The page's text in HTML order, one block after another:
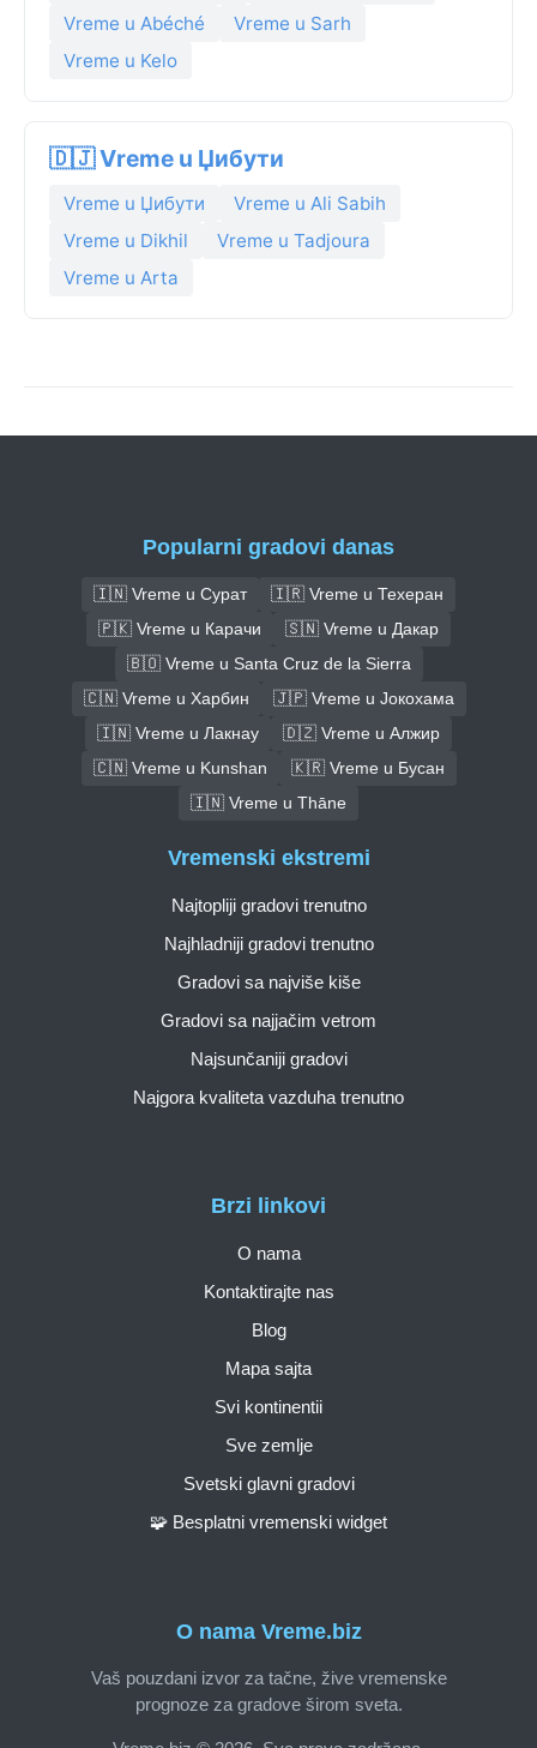
Vreme u Abéché
Vreme u Sarh
Vreme u Kelo
🇩🇯 Vreme u Џибути
Vreme u Џибути
Vreme u Ali Sabih
Vreme u Dikhil
Vreme u Tadjoura
Vreme u Arta
Popularni gradovi danas
🇮🇳 Vreme u Сурат
🇮🇷 Vreme u Техеран
🇵🇰 Vreme u Карачи
🇸🇳 Vreme u Дакар
🇧🇴 Vreme u Santa Cruz de la Sierra
🇨🇳 Vreme u Харбин
🇯🇵 Vreme u Јокохама
🇮🇳 Vreme u Лакнау
🇩🇿 Vreme u Алжир
🇨🇳 Vreme u Kunshan
🇰🇷 Vreme u Бусан
🇮🇳 Vreme u Thāne
O nama Vreme.biz
Vaš pouzdani izvor za tačne, žive vremenske
prognoze za gradove širom sveta.
Brzi linkovi
O nama
Kontaktirajte nas
Blog
Mapa sajta
Svi kontinentii
Sve zemlje
Svetski glavni gradovi
🧩 Besplatni vremenski widget
Vremenski ekstremi
Najtopliji gradovi trenutno
Najhladniji gradovi trenutno
Gradovi sa najviše kiše
Gradovi sa najjačim vetrom
Najsunčaniji gradovi
Najgora kvaliteta vazduha trenutno